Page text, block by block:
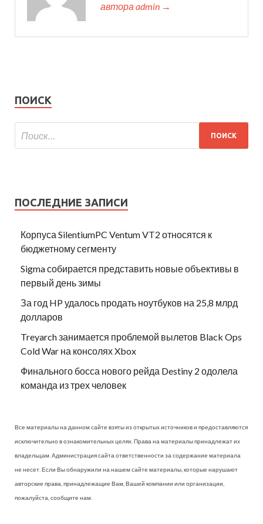
автора admin →
ПОИСК
ПОСЛЕДНИЕ ЗАПИСИ
Корпуса SilentiumPC Ventum VT2 относятся к
бюджетному сегменту
Sigma собирается представить новые объективы в
первый день зимы
За год HP удалось продать ноутбуков на 25,8 млрд
долларов
Treyarch занимается проблемой вылетов Black Ops
Cold War на консолях Xbox
Финального босса нового рейда Destiny 2 одолела
команда из трех человек
Все материалы на данном сайте взяты из открытых источников и предоставляются
исключительно в ознакомительных целях. Права на материалы принадлежат их
владельцам. Администрация сайта ответственности за содержание материала
не несет. Если Вы обнаружили на нашем сайте материалы, которые нарушают
авторские права, принадлежащие Вам, Вашей компании или организации,
пожалуйста, сообщите нам.